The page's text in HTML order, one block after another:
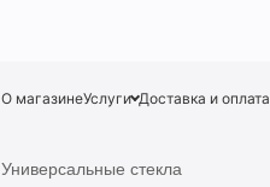
О магазинеУслуги Доставка и оплата
Универсальные стекла